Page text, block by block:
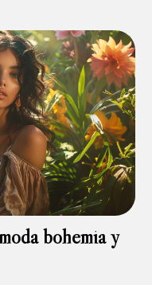
bohemia y